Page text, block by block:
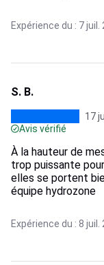
Expérience du : 7 juil.
S. B.
17
Avis vérifié
À la hauteur de
trop puissante
elles se portent
équipe hydrozone
Expérience du : 8 juil.